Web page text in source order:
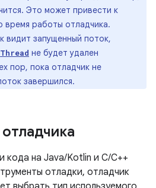
Это может привести к
время работы отладчика.
видит запущенный поток,
Thread не будет удален
пор, пока отладчик не
завершился.
кода на Java/Kotlin и C/C++
отладки, отладчик